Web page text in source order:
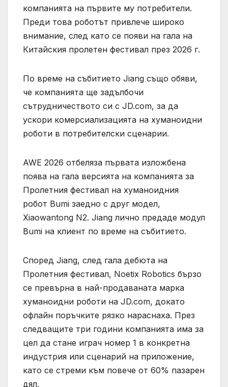
компанията на първите му потребители.
Преди това роботът привлече широко
внимание, след като се появи на гала на
Китайския пролетен фестивал през 2026 г.
По време на събитието Jiang също обяви,
че компанията ще задълбочи
сътрудничеството си с JD.com, за да
ускори комерсиализацията на хуманоидни
роботи в потребителски сценарии.
AWE 2026 отбеляза първата изложбена
поява на гала версията на компанията за
Пролетния фестивал на хуманоидния
робот Bumi заедно с друг модел,
Xiaowantong N2. Jiang лично предаде модул
Bumi на клиент по време на събитието.
Според Jiang, след гала дебюта на
Пролетния фестивал, Noetix Robotics бързо
се превърна в най-продаваната марка
хуманоидни роботи на JD.com, докато
офлайн поръчките рязко нараснаха. През
следващите три години компанията има за
цел да стане играч номер 1 в конкретна
индустрия или сценарий на приложение,
като се стреми към повече от 60% пазарен
дял.